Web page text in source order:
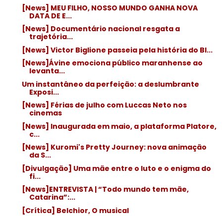
[News] MEU FILHO, NOSSO MUNDO GANHA NOVA
DATA DE E...
[News] Documentário nacional resgata a
trajetória...
[News] Victor Biglione passeia pela história do Bl...
[News]Ávine emociona público maranhense ao
levanta...
Um instantâneo da perfeição: a deslumbrante
Exposi...
[News] Férias de julho com Luccas Neto nos
cinemas
[News] Inaugurada em maio, a plataforma Platore,
c...
[News] Kuromi's Pretty Journey: nova animação
da S...
[Divulgação] Uma mãe entre o luto e o enigma do
fi...
[News]ENTREVISTA | “Todo mundo tem mãe,
Catarina”:...
[Crítica] Belchior, O musical